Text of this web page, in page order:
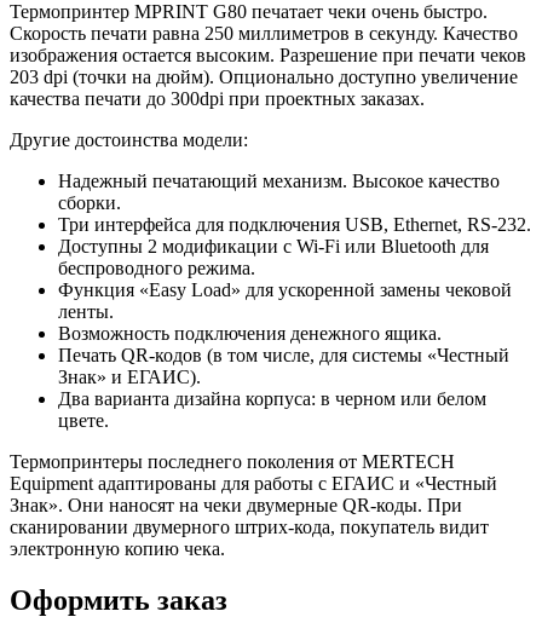
Термопринтер MPRINT G80 печатает чеки очень быстро.
Скорость печати равна 250 миллиметров в секунду. Качество
изображения остается высоким. Разрешение при печати чеков
203 dpi (точки на дюйм). Опционально доступно увеличение
качества печати до 300dpi при проектных заказах.
Другие достоинства модели:
Надежный печатающий механизм. Высокое качество
сборки.
Три интерфейса для подключения USB, Ethernet, RS-232.
Доступны 2 модификации с Wi-Fi или Bluetooth для
беспроводного режима.
Функция «Easy Load» для ускоренной замены чековой
ленты.
Возможность подключения денежного ящика.
Печать QR-кодов (в том числе, для системы «Честный
Знак» и ЕГАИС).
Два варианта дизайна корпуса: в черном или белом
цвете.
Термопринтеры последнего поколения от MERTECH
Equipment адаптированы для работы с ЕГАИС и «Честный
Знак». Они наносят на чеки двумерные QR-коды. При
сканировании двумерного штрих-кода, покупатель видит
электронную копию чека.
Оформить заказ